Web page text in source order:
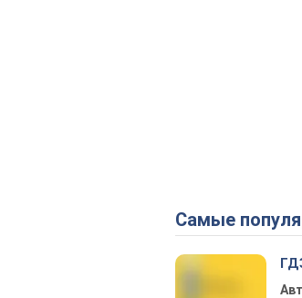
Самые